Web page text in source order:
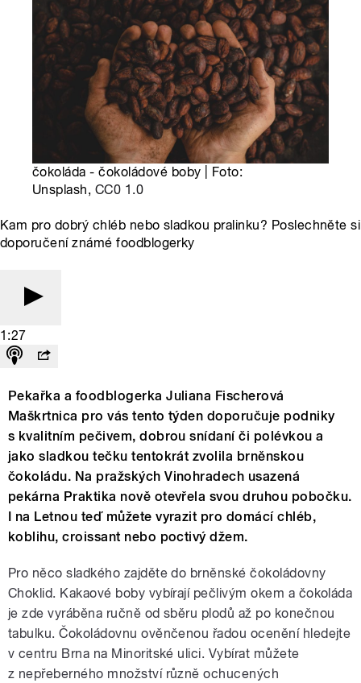
čokoláda - čokoládové boby | Foto:
Unsplash, CC0 1.0
Kam pro dobrý chléb nebo sladkou pralinku? Poslechněte si
doporučení známé foodblogerky
1:27
Pekařka a foodblogerka Juliana Fischerová
Maškrtnica pro vás tento týden doporučuje podniky
s kvalitním pečivem, dobrou snídaní či polévkou a
jako sladkou tečku tentokrát zvolila brněnskou
čokoládu. Na pražských Vinohradech usazená
pekárna Praktika nově otevřela svou druhou pobočku.
I na Letnou teď můžete vyrazit pro domácí chléb,
koblihu, croissant nebo poctivý džem.
Pro něco sladkého zajděte do brněnské čokoládovny
Choklid. Kakaové boby vybírají pečlivým okem a čokoláda
je zde vyráběna ručně od sběru plodů až po konečnou
tabulku. Čokoládovnu ověnčenou řadou ocenění hledejte
v centru Brna na Minoritské ulici. Vybírat můžete
z nepřeberného množství různě ochucených